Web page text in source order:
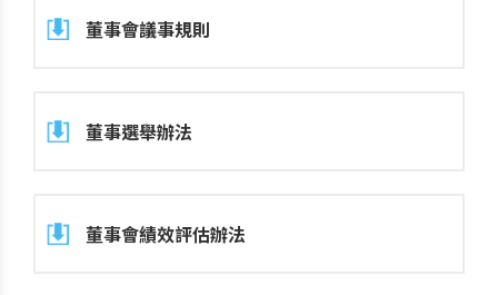
董事會議事規則
董事選舉辦法
董事會績效評估辦法